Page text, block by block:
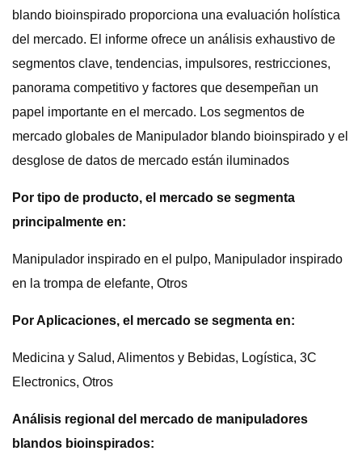
blando bioinspirado proporciona una evaluación holística
del mercado. El informe ofrece un análisis exhaustivo de
segmentos clave, tendencias, impulsores, restricciones,
panorama competitivo y factores que desempeñan un
papel importante en el mercado. Los segmentos de
mercado globales de Manipulador blando bioinspirado y el
desglose de datos de mercado están iluminados
Por tipo de producto, el mercado se segmenta
principalmente en:
Manipulador inspirado en el pulpo, Manipulador inspirado
en la trompa de elefante, Otros
Por Aplicaciones, el mercado se segmenta en:
Medicina y Salud, Alimentos y Bebidas, Logística, 3C
Electronics, Otros
Análisis regional del mercado de manipuladores
blandos bioinspirados: